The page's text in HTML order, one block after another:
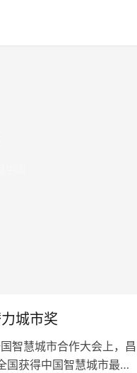
城市奖
智慧城市合作大会上，昌
国获得中国智慧城市最具